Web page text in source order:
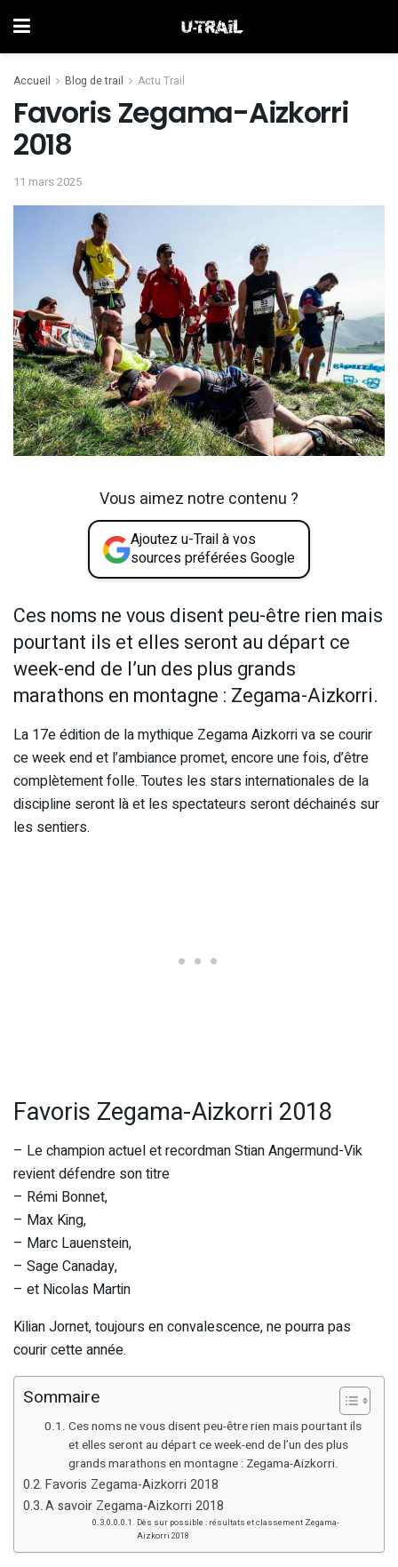
Accueil Blog de trail Actu Trail
Favoris Zegama-Aizkorri
2018
11 mars 2025
Vous aimez notre contenu ?
Ajoutez u-Trail à vos
sources préférées Google
Ces noms ne vous disent peu-être rien mais
pourtant ils et elles seront au départ ce
week-end de l’un des plus grands
marathons en montagne : Zegama-Aizkorri.
La 17e édition de la mythique Zegama Aizkorri va se courir
ce week end et l’ambiance promet, encore une fois, d’être
complètement folle. Toutes les stars internationales de la
discipline seront là et les spectateurs seront déchainés sur
les sentiers.
Favoris Zegama-Aizkorri 2018
– Le champion actuel et recordman Stian Angermund-Vik
revient défendre son titre
– Rémi Bonnet,
– Max King,
– Marc Lauenstein,
– Sage Canaday,
– et Nicolas Martin
Kilian Jornet, toujours en convalescence, ne pourra pas
courir cette année.
Sommaire
Ces noms ne vous disent peu-être rien mais pourtant ils
et elles seront au départ ce week-end de l’un des plus
grands marathons en montagne : Zegama-Aizkorri.
Favoris Zegama-Aizkorri 2018
A savoir Zegama-Aizkorri 2018
Dès sur possible : résultats et classement Zegama-
Aizkorri 2018